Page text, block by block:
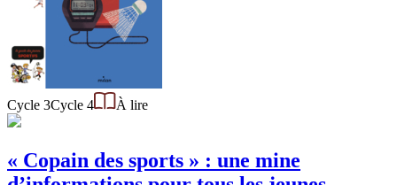
Cycle 3Cycle 4 À lire
« Copain des sports » : une mine